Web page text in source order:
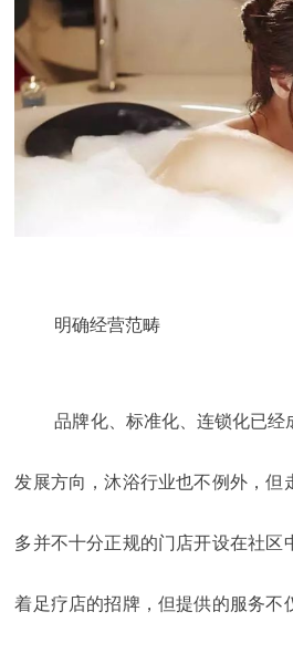
明确经营范畴
品牌化、标准化、连锁化已经
发展方向，沐浴行业也不例外，但
多并不十分正规的门店开设在社区
着足疗店的招牌，但提供的服务不